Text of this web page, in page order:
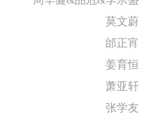
莫文蔚
邰正宵
姜育恒
萧亚轩
张学友